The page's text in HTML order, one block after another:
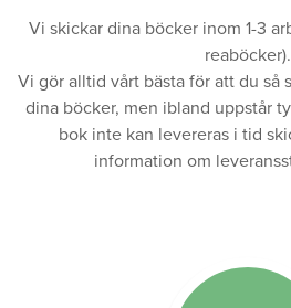
Vi skickar dina böcker inom 1-3
reaböcker).
Vi gör alltid vårt bästa för att du så
dina böcker, men ibland uppstår
bok inte kan levereras i tid
information om